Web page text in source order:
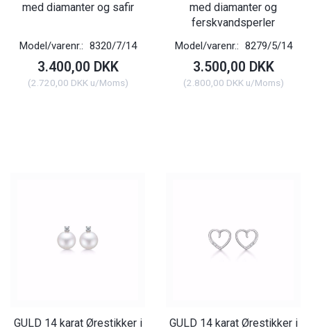
med diamanter og safir
Model/varenr.: 8320/7/14
3.400,00 DKK
(2.720,00 DKKu/Moms)
med diamanter og
ferskvandsperler
Model/varenr.: 8279/5/14
3.500,00 DKK
(2.800,00 DKKu/Moms)
GULD 14 karat Ørestikker i
GULD 14 karat Ørestikker i